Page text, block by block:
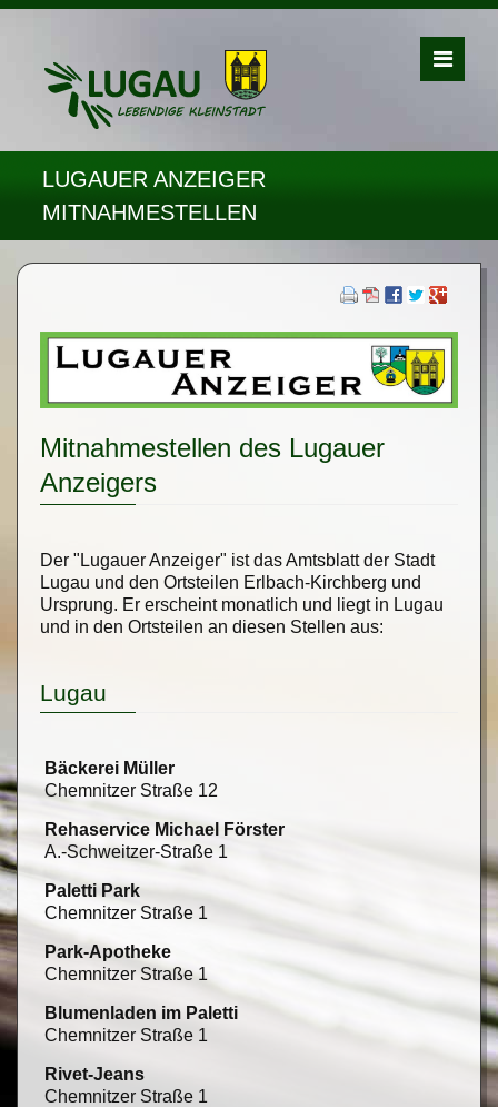
LUGAUER ANZEIGER
MITNAHMESTELLEN
Mitnahmestellen des Lugauer
Anzeigers
Der "Lugauer Anzeiger" ist das Amtsblatt der Stadt
Lugau und den Ortsteilen Erlbach-Kirchberg und
Ursprung. Er erscheint monatlich und liegt in Lugau
und in den Ortsteilen an diesen Stellen aus:
Lugau
Bäckerei Müller
Chemnitzer Straße 12
Rehaservice Michael Förster
A.-Schweitzer-Straße 1
Paletti Park
Chemnitzer Straße 1
Park-Apotheke
Chemnitzer Straße 1
Blumenladen im Paletti
Chemnitzer Straße 1
Rivet-Jeans
Chemnitzer Straße 1